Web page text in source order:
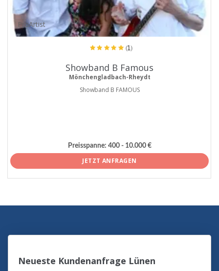
ProArtist
(1)
Showband B Famous
Mönchengladbach-Rheydt
Showband B FAMOUS
Preisspanne: 400 - 10.000 €
JETZT ANFRAGEN
Neueste Kundenanfrage Lünen